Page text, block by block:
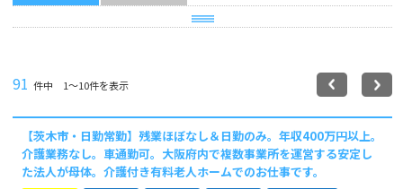
91 件中 1〜10件を表示
【茨木市・日勤常勤】残業ほぼなし＆日勤のみ。年収400万円以上。
介護業務なし。車通勤可。大阪府内で複数事業所を運営する安定し
た法人が母体。介護付き有料老人ホームでのお仕事です。